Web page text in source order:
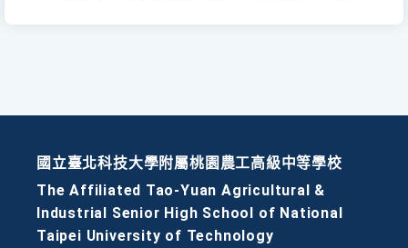
國立臺北科技大學附屬桃園農工高級中等學校
The Affiliated Tao-Yuan Agricultural &
Industrial Senior High School of National
Taipei University of Technology